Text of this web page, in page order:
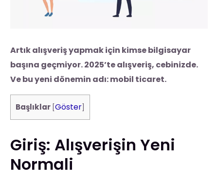
Artık alışveriş yapmak için kimse bilgisayar
başına geçmiyor. 2025’te alışveriş, cebinizde.
Ve bu yeni dönemin adı: mobil ticaret.
Başlıklar [Göster
Giriş: Alışverişin Yeni
Normali